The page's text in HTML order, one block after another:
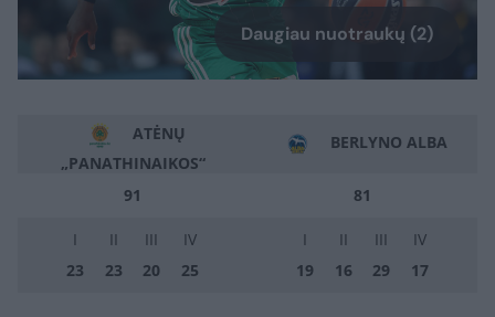
Daugiau nuotraukų (2)
ATĖNŲ
„PANATHINAIKOS“
BERLYNO ALBA
91 81
I II III
IV
23
23 20 25
I II III
IV
19
16 29 17